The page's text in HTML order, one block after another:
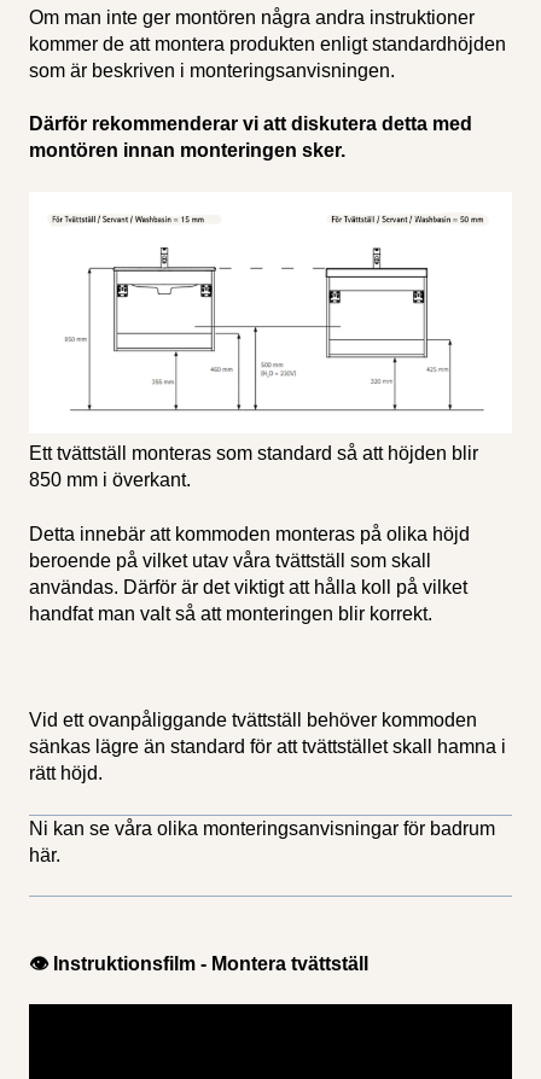
Om man inte ger montören några andra instruktioner
kommer de att montera produkten enligt standardhöjden
som är beskriven i monteringsanvisningen.
Därför rekommenderar vi att diskutera detta med
montören innan monteringen sker.
Ett tvättställ monteras som standard så att höjden blir
850 mm i överkant.
Detta innebär att kommoden monteras på olika höjd
beroende på vilket utav våra tvättställ som skall
användas. Därför är det viktigt att hålla koll på vilket
handfat man valt så att monteringen blir korrekt.
Vid ett ovanpåliggande tvättställ behöver kommoden
sänkas lägre än standard för att tvättstället skall hamna i
rätt höjd.
Ni kan se våra olika monteringsanvisningar för badrum
här.
👁 Instruktionsfilm - Montera tvättställ